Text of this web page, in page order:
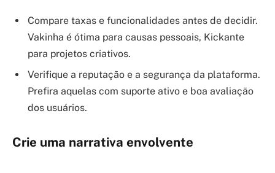
Compare taxas e funcionalidades antes de decidir.
Vakinha é ótima para causas pessoais, Kickante
para projetos criativos.
Verifique a reputação e a segurança da plataforma.
Prefira aquelas com suporte ativo e boa avaliação
dos usuários.
Crie uma narrativa envolvente